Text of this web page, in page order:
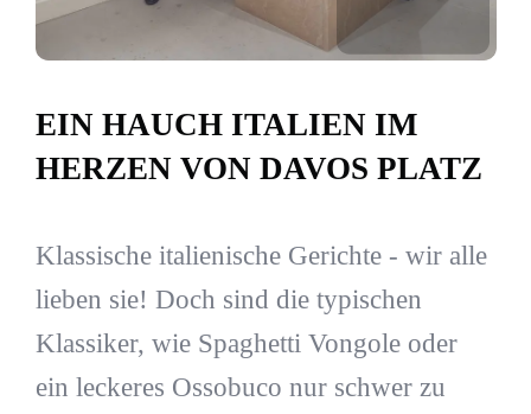
EIN HAUCH ITALIEN IM
HERZEN VON DAVOS PLATZ
Klassische italienische Gerichte - wir alle
lieben sie! Doch sind die typischen
Klassiker, wie Spaghetti Vongole oder
ein leckeres Ossobuco nur schwer zu